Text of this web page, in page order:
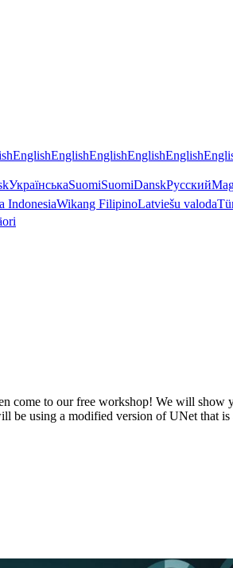
EnglishEnglishEnglishEnglishEnglish
УкраїнськаSuomiSuomiDanskРусский
IndonesiaWikang FilipinoLatviešu valoda
come to our free workshop! We will
using a modified version of UNet that